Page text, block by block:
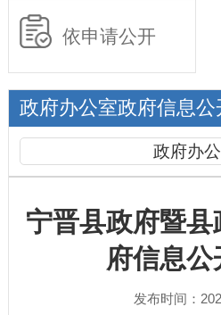
依申请公开
政府办公室政府信息公
政府办
宁晋县政府暨
府信息
发布时间：